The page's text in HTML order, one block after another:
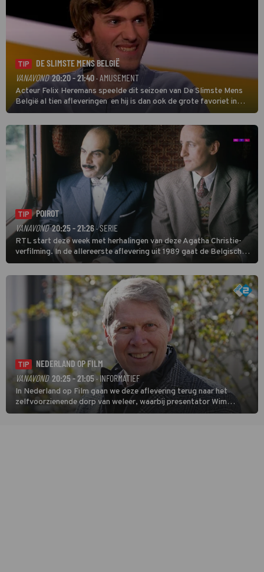
TIP
DE SLIMSTE MENS BELGIË
VANAVOND 20:20 - 21:40· AMUSEMENT
Acteur Felix Heremans speelde dit seizoen van De Slimste Mens
België al tien afleveringen en hij is dan ook de grote favoriet in
deze seizoensfinale. En er is Nederlandse inbreng, want komiek
Soundos El Ahmadi neemt plaats aan de jurytafel.
TIP
POIROT
VANAVOND 20:25 - 21:26 · SERIE
RTL start deze week met herhalingen van deze Agatha Christie-
verfilming. In de allereerste aflevering uit 1989 gaat de Belgische
speurder op zoek naar een vermiste kok. Poirot raakt al snel
verwikkeld in een moordzaak. (HH)
TIP
NEDERLAND OP FILM
VANAVOND 20:25 - 21:05· INFORMATIEF
In Nederland op Film gaan we deze aflevering terug naar het
zelfvoorzienende dorp van weleer, waarbij presentator Wim
Daniëls de kijkers meeneemt op reis door de tijd aan de hand van